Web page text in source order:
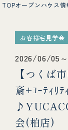
TOPオープンハウス情
お客様宅見学会
2026/06/05
【つくば
斎+ﾕｰﾃｨﾘ
会(柏店)